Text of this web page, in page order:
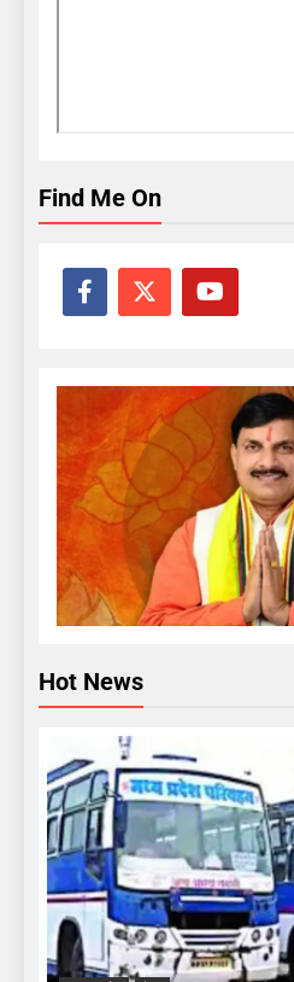
Find Me On
Hot News